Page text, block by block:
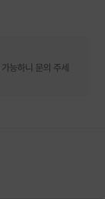
능하니 문의 주세